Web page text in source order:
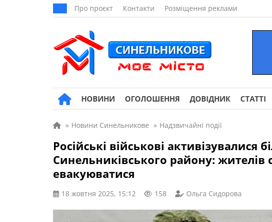
Про проєкт Контакти Розміщення реклами
НОВИНИ ОГОЛОШЕННЯ ДОВІДНИК СТАТТІ
» Новини Синельникове » Надзвичайні події
Російські військові активізувалися
Синельниківського району:
евакуюватися
18 жовтня 2025, 15:12 158 Ольга Сидорова